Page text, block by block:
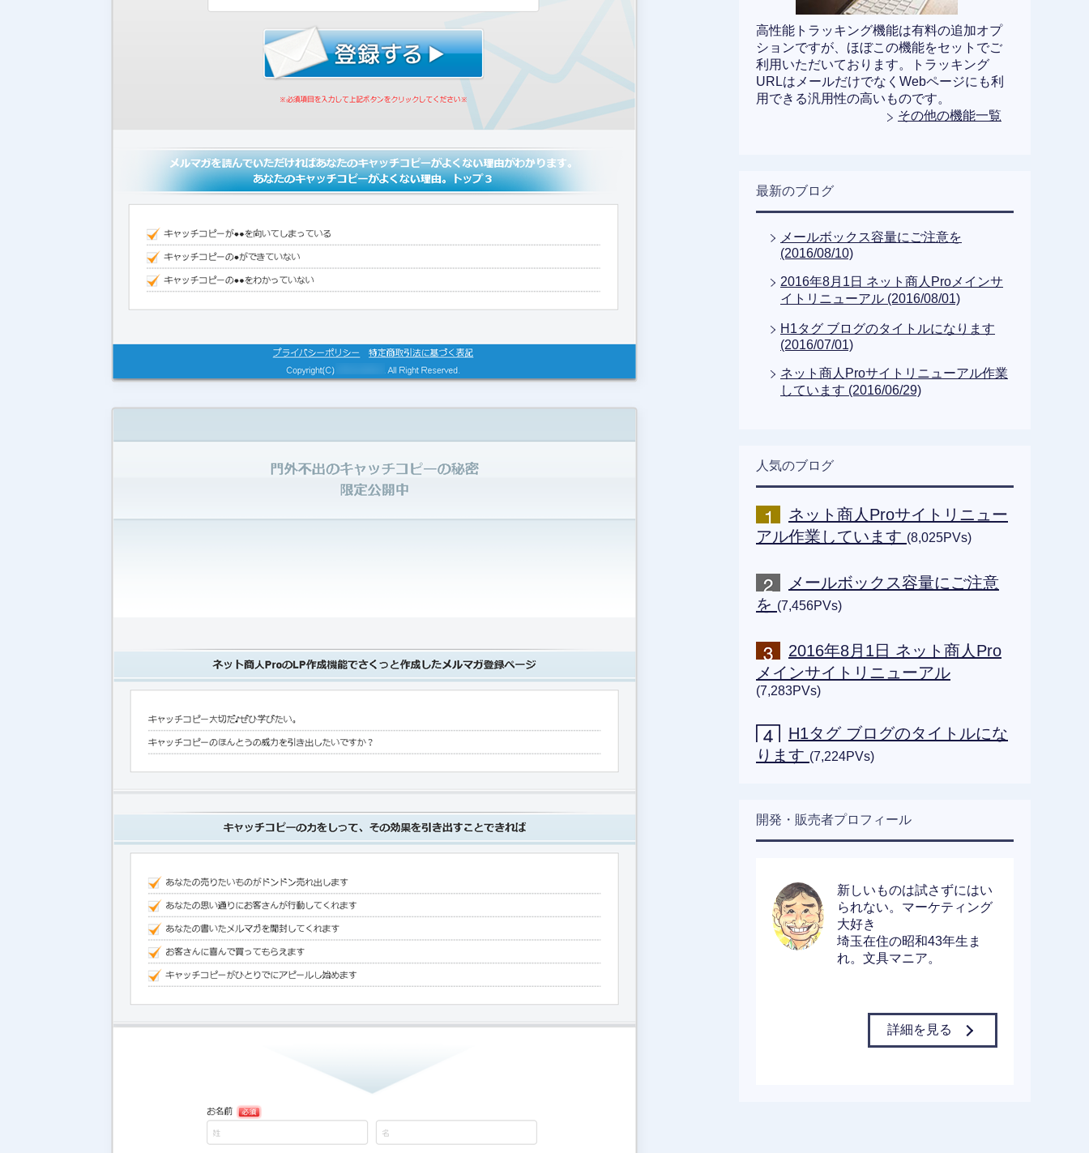
高性能トラッキング機能は有料の追加オプ
ションですが、ほぼこの機能をセットでご
利用いただいております。トラッキング
URLはメールだけでなくWebページにも利
用できる汎用性の高いものです。
その他の機能一覧
最新のブログ
メールボックス容量にご注意を
(2016/08/10)
2016年8月1日 ネット商人Proメインサ
イトリニューアル (2016/08/01)
H1タグ ブログのタイトルになります
(2016/07/01)
ネット商人Proサイトリニューアル作業
しています (2016/06/29)
人気のブログ
ネット商人Proサイトリニュー
アル作業しています (8,025PVs)
メールボックス容量にご注意
を (7,456PVs)
2016年8月1日 ネット商人Pro
メインサイトリニューアル
(7,283PVs)
H1タグ ブログのタイトルにな
ります (7,224PVs)
開発・販売者プロフィール
新しいものは試さずにはい
られない。マーケティング
大好き
埼玉在住の昭和43年生ま
れ。文具マニア。
詳細を見る